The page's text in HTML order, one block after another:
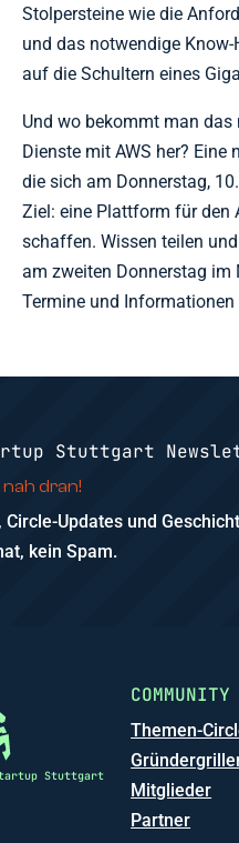
Stolpersteine wie die
und das notwendige
auf die Schultern eines
Und wo bekommt man das
Dienste mit AWS her?
die sich am Donnerstag,
Ziel: eine Plattform für den
schaffen. Wissen teilen
am zweiten Donnerstag im
Termine und
Stuttgart
dran!
Circle-Updates und
kein Spam.
Stuttgart
COMMUNITY
Themen-
Mitglieder
Partner